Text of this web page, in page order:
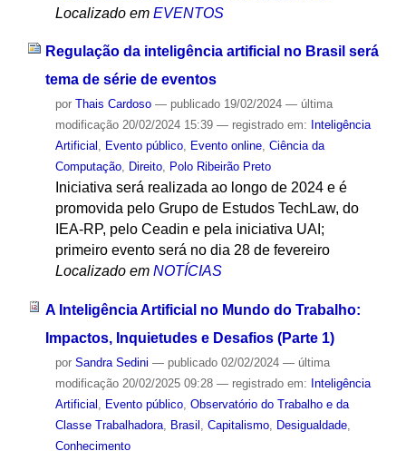
Localizado em EVENTOS
Regulação da inteligência artificial no Brasil será
tema de série de eventos
por Thais Cardoso — publicado19/02/2024 — última
modificação20/02/2024 15:39 — registrado em: Inteligência
Artificial , Evento público, Evento online, Ciência da
Computação, Direito, Polo Ribeirão Preto
Iniciativa será realizada ao longo de 2024 e é
promovida pelo Grupo de Estudos TechLaw, do
IEA-RP, pelo Ceadin e pela iniciativa UAI;
primeiro evento será no dia 28 de fevereiro
Localizado em NOTÍCIAS
A Inteligência Artificial no Mundo do Trabalho:
Impactos, Inquietudes e Desafios (Parte 1)
por Sandra Sedini — publicado02/02/2024 — última
modificação20/02/2025 09:28 — registrado em: Inteligência
Artificial , Evento público, Observatório do Trabalho e da
Classe Trabalhadora, Brasil , Capitalismo, Desigualdade,
Conhecimento